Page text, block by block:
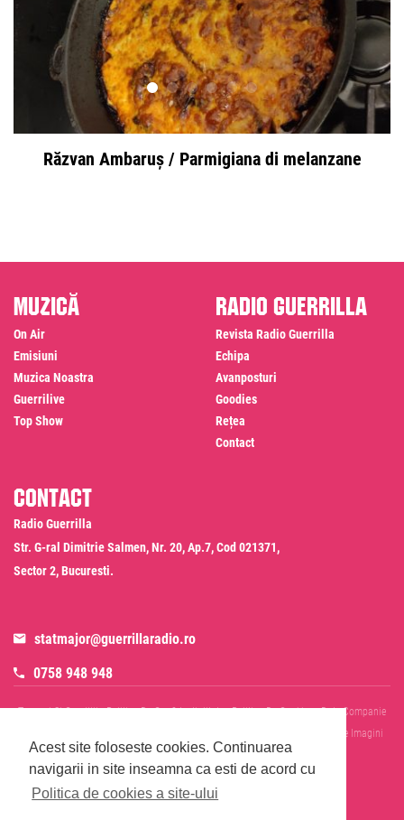
Acest site foloseste cookies. Continuarea
navigarii in site inseamna ca esti de acord cu
Politica de cookies a site-ului
Răzvan Ambaruș / Parmigiana di melanzane
Muzică
On Air
Emisiuni
Muzica Noastra
Guerrilive
Top Show
Radio Guerrilla
Revista Radio Guerrilla
Echipa
Avanposturi
Goodies
Rețea
Contact
Contact
Radio Guerrilla
Str. G-ral Dimitrie Salmen, Nr. 20, Ap.7, Cod 021371,
Sector 2, Bucuresti.
statmajor@guerrillaradio.ro
0758 948 948
Termeni Si Conditii Politica De Confidentialitate Politica De Cookies
Date Companie
Informare Prelucrare Imagini
Evenimente
Cod Deontologic